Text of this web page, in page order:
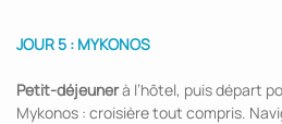
JOUR 5 : MYKONOS
Petit-déjeunerà l’hôtel, puis départ
Mykonos : croisière tout compris.